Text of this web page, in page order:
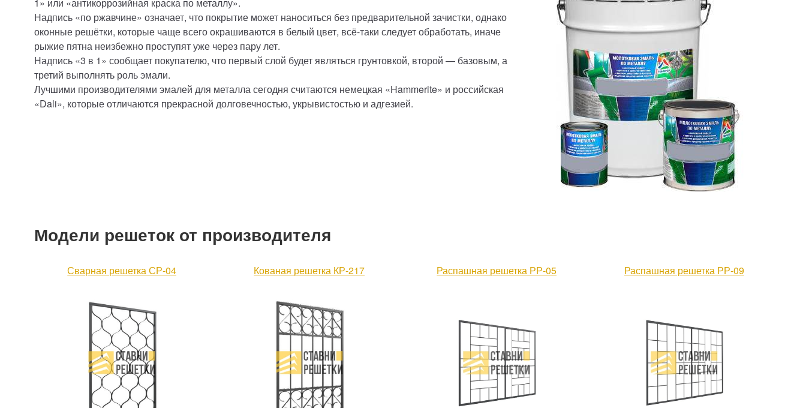
Надпись «по ржавчине» означает, что покрытие может наноситься без предварительной зачистки, однако
оконные решётки, которые чаще всего окрашиваются в белый цвет, всё-таки следует обработать, иначе
рыжие пятна неизбежно проступят уже через пару лет.
Надпись «3 в 1» сообщает покупателю, что первый слой будет являться грунтовкой, второй — базовым, а
третий выполнять роль эмали.
Лучшими производителями эмалей для металла сегодня считаются немецкая «Hammerite» и российская
«Dali», которые отличаются прекрасной долговечностью, укрывистостью и адгезией.
Модели решеток от производителя
Сварная решетка СР-04 Кованая решетка КР-217 Распашная решетка РР-05 Распашная решетка РР-09